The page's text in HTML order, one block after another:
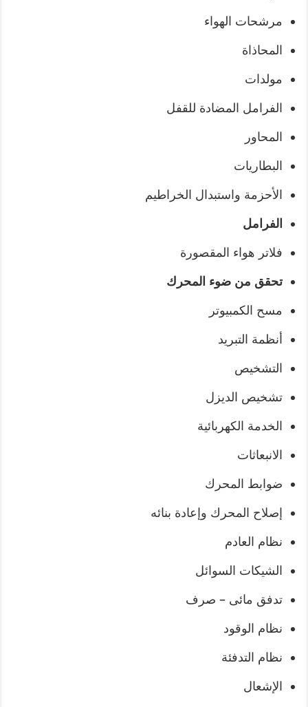
مرشحات الهواء
المحاذاة
مولدات
الفرامل المضادة للقفل
المحاور
البطاريات
الأحزمة واستبدال الخراطيم
الفرامل
فلاتر هواء المقصورة
تحقق من ضوء المحرك
مسح الكمبيوتر
أنظمة التبريد
التشخيص
تشخيص الديزل
الخدمة الكهربائية
الانبعاثات
ضوابط المحرك
إصلاح المحرك وإعادة بنائه
نظام العادم
الشيكات السوائل
تدفق مائى – صرف
نظام الوقود
نظام التدفئة
الإشعال